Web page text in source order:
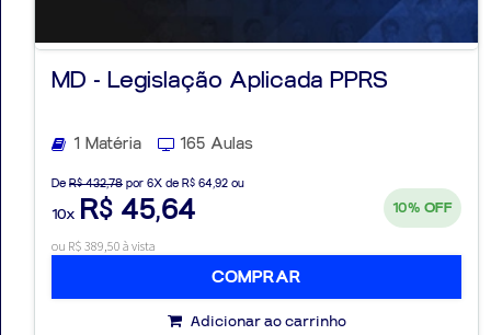
Aulas
VIVO
MD - Legislação Aplicada PPRS
1 Matéria 165 Aulas
De R$ 432,78 por 6X de R$ 64,92 ou
10x R$ 45,64 10% OFF
ou R$ 389,50 à vista
COMPRAR
Adicionar ao carrinho